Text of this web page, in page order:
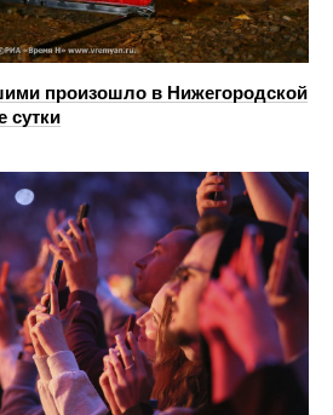
произошло в Нижегородской
сутки